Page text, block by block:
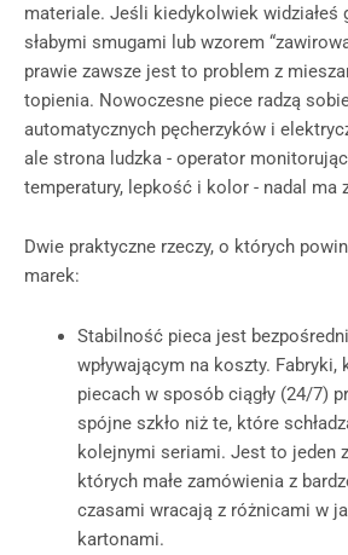
materiale. Jeśli kiedykolwiek widziałeś
słabymi smugami lub wzorem
prawie zawsze jest to problem z
topienia. Nowoczesne piece radzą
automatycznych pęcherzyków i
ale strona ludzka - operator
temperatury, lepkość i kolor - nadal ma
Dwie praktyczne rzeczy, o których
marek:
Stabilność pieca jest
wpływającym na koszty. Fabryki,
piecach w sposób ciągły (24/7)
spójne szkło niż te, które
kolejnymi seriami. Jest to jeden
których małe zamówienia z
czasami wracają z różnicami w
kartonami.